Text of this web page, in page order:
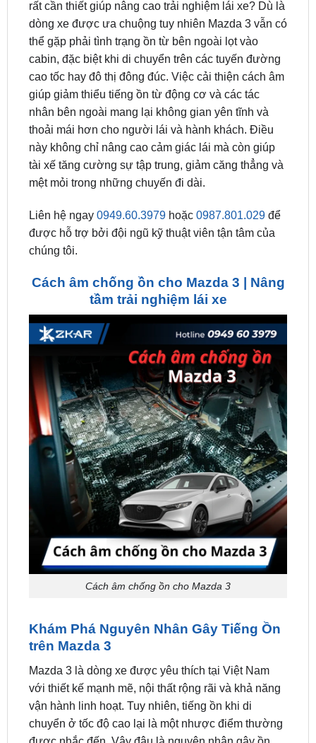
thể gặp phải tình trạng ồn từ bên ngoài lọt vào
cabin, đặc biệt khi di chuyển trên các tuyến đường
cao tốc hay đô thị đông đúc. Việc cải thiện cách âm
giúp giảm thiểu tiếng ồn từ động cơ và các tác
nhân bên ngoài mang lại không gian yên tĩnh và
thoải mái hơn cho người lái và hành khách. Điều
này không chỉ nâng cao cảm giác lái mà còn giúp
tài xế tăng cường sự tập trung, giảm căng thẳng và
mệt mỏi trong những chuyến đi dài.
Liên hệ ngay 0949.60.3979hoặc0987.801.029
chúng tôi.
Cách âm chống ồn cho Mazda 3 | Nâng
Cách âm chống ồn cho Mazda 3
Khám Phá Nguyên Nhân Gây Tiếng Ồn
Mazda 3 là dòng xe được yêu thích tại Việt Nam
với thiết kế mạnh mẽ, nội thất rộng rãi và khả năng
vận hành linh hoạt. Tuy nhiên, tiếng ồn khi di
chuyển ở tốc độ cao lại là một nhược điểm thường
được nhắc đến. Vậy đâu là nguyên nhân gây ồn
trên Mazda 3 và giải pháp khắc phục như thế nào?